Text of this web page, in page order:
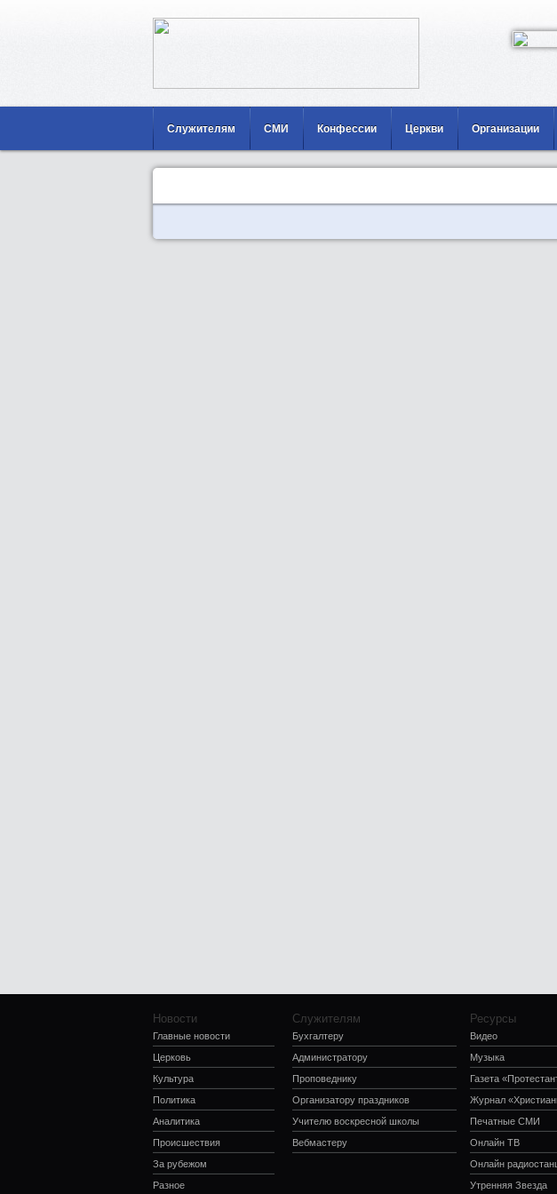
Служителям СМИ Конфессии Церкви Организации
Новости
Главные новости
Церковь
Культура
Политика
Аналитика
Происшествия
За рубежом
Разное
Служителям
Бухгалтеру
Администратору
Проповеднику
Организатору праздников
Учителю воскресной школы
Вебмастеру
Ресурсы
Видео
Музыка
Газета
Журнал
Печатные СМИ
Онлайн ТВ
Онлайн
Утренняя Звезда